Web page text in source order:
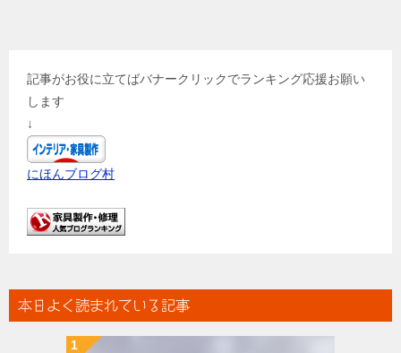
記事がお役に立てばバナークリックでランキング応援お願い
します
↓
にほんブログ村
本日よく読まれている記事